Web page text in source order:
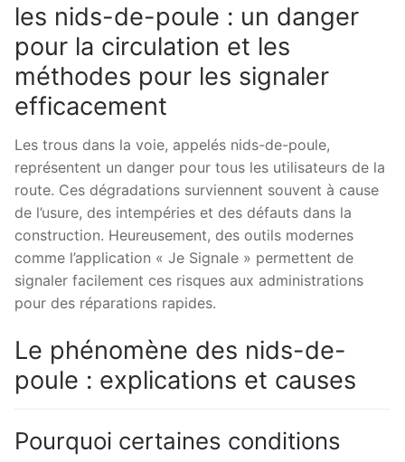
les nids-de-poule : un danger
pour la circulation et les
méthodes pour les signaler
efficacement
Les trous dans la voie, appelés nids-de-poule,
représentent un danger pour tous les utilisateurs de la
route. Ces dégradations surviennent souvent à cause
de l’usure, des intempéries et des défauts dans la
construction. Heureusement, des outils modernes
comme l’application « Je Signale » permettent de
signaler facilement ces risques aux administrations
pour des réparations rapides.
Le phénomène des nids-de-
poule : explications et causes
Pourquoi certaines conditions